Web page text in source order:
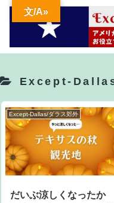
Except-
Except-Dallas/ダラス郊外
だいぶ涼しくなったか
文/A»